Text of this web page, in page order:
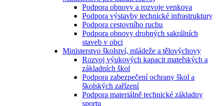
Podpora obnovy a rozvoje venkova
Podpora výstavby technické infrastruktury
Podpora cestovního ruchu
Podpora obnovy drobných sakrálních
staveb v obci
Ministerstvo školství, mládeže a tělovýchovy
Rozvoj výukových kapacit mateřských a
základních škol
Podpora zabezpečení ochrany škol a
školských zařízení
Podpora materiálně technické základny
sportu